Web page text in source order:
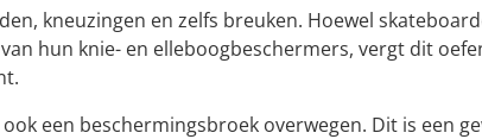
kneuzingen en zelfs breuken. Hoewel
hun knie- en elleboogbeschermers, vergt dit
een beschermingsbroek overwegen. Dit is een